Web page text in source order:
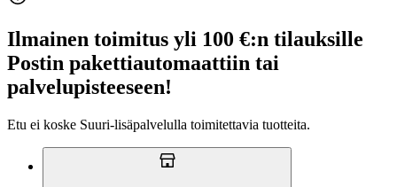
Ilmainen toimitus yli 100 €:n tilauksille
Postin pakettiautomaattiin tai
palvelupisteeseen!
Etu ei koske Suuri‑lisäpalvelulla toimitettavia tuotteita.